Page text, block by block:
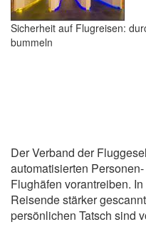
Sicherheit auf Flugreisen:
bummeln
Der Verband der
automatisierten
Flughäfen vorantreiben.
Reisende stärker
persönlichen Tatsch sind